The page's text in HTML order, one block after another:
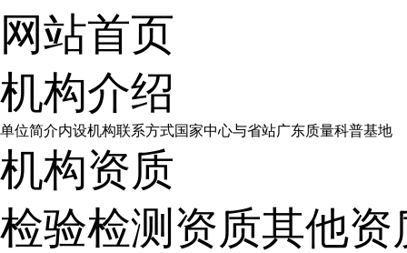
网站首页
机构介绍
单位简介内设机构联系方式国家中心与省站广东质量科普基地
机构资质
检验检测资质其他资